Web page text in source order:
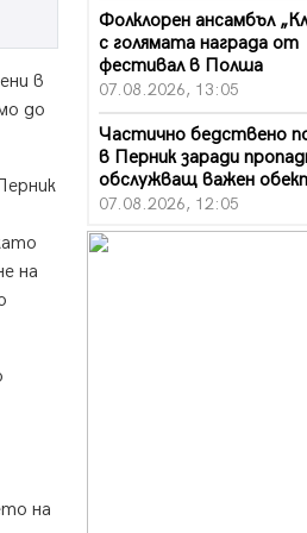
в
до
на
на
Фолклорен ансамбъл
с голямата награда от
фестивал в Полша
07.08.2026, 13:05
Частично бедствено
в Перник заради
обслужващ важен
07.08.2026, 12:05
Да отговорим на